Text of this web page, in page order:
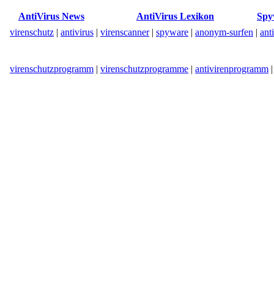
AntiVirus News AntiVirus Lexikon
virenschutz | antivirus | virenscanner| spyware | anonym-surfen |
virenschutzprogramm | virenschutzprogramme | antivirenprogramm